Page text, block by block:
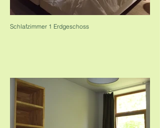
Schlafzimmer 1 Erdgeschoss